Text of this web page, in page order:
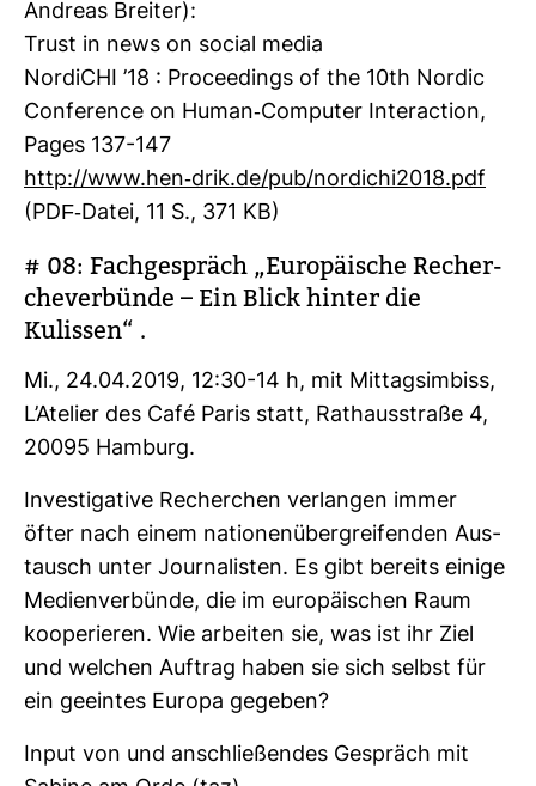
Andreas Breiter):
Trust in news on social media
NordiCHI ’18 : Procee­dings of the 10th Nordic
Con­fe­rence on Human-​Com­puter Inter­ac­tion,
Pages 137-147
http://www.hen-​drik.de/pub/nordichi2018.pdf
(PDF-​Datei, 11 S., 371 KB)
# 08: Fach­ge­spräch „Euro­päi­sche Recher­
che­ver­bünde – Ein Blick hinter die
Kulissen“ .
Mi., 24.04.2019, 12:30-14 h, mit Mit­tags­im­biss,
L’Ate­lier des Café Paris statt, Rat­haus­straße 4,
20095 Ham­burg.
Inves­ti­ga­tive Recher­chen ver­langen immer
öfter nach einem natio­nen­über­grei­fenden Aus­
tausch unter Jour­na­listen. Es gibt bereits einige
Medi­en­ver­bünde, die im euro­päi­schen Raum
koope­rieren. Wie arbeiten sie, was ist ihr Ziel
und wel­chen Auf­trag haben sie sich selbst für
ein geeintes Europa gegeben?
Input von und anschlie­ßendes Gespräch mit